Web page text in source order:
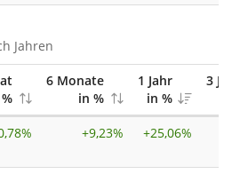
Jahren
6 Monate
in %
1 Jahr
in %
3
+9,23% +25,06%